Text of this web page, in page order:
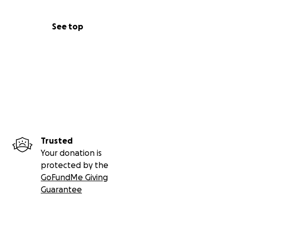
See top
Trusted
Your donation is
protected by the
GoFundMe Giving
Guarantee